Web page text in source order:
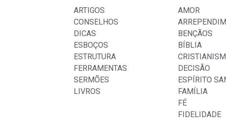
ARTIGOS
CONSELHOS
DICAS
ESBOÇOS
ESTRUTURA
FERRAMENTAS
SERMÕES
LIVROS
AMOR
BENÇÃOS
BÍBLIA
DECISÃO
ESPÍRITO
FAMÍLIA
FÉ
FIDELIDADE